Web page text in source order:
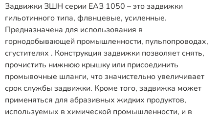
Задвижки ЗШН серии ЕАЗ 1050 – это задвижки
гильотинного типа, флвнцевые, усиленные.
Предназначена для использования в
горнодобывающей промышленности, пульпопроводах,
сгустителях . Конструкция задвижки позволяет снять,
прочистить нижнюю крышку или присоединить
промывочные шланги, что значистельно увеличивает
срок службы задвижки. Кроме того, задвижка может
применяться для абразивных жидких продуктов,
используемых в химической промышленности, и в